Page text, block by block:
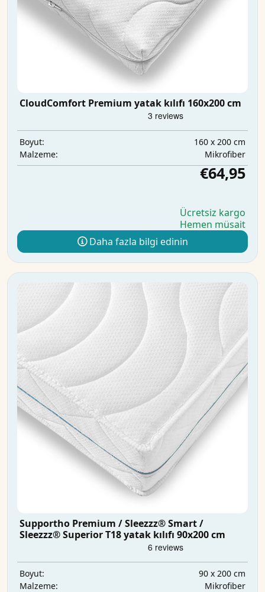
CloudComfort Premium yatak kılıfı 160x200 cm
Boyut:
160 x 200 cm
Malzeme:
Mikrofiber
€64,95
Ücretsiz kargo
Hemen müsait
Daha fazla bilgi edinin
Supportho Premium / Sleezzz® Smart /
Sleezzz® Superior T18 yatak kılıfı 90x200 cm
Boyut:
90 x 200 cm
Malzeme:
Mikrofiber